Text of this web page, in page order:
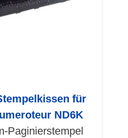
für
ND6K
Paginierstempel